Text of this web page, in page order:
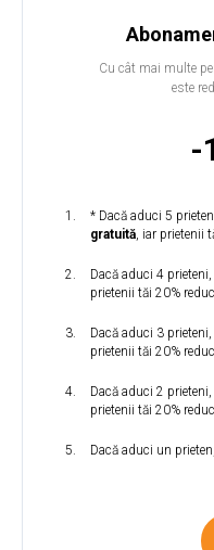
Cu cât mai multe
este
-
* Dacă aduci 5
gratuită , iar prietenii
Dacă aduci 4
prietenii tăi 20%
Dacă aduci 3
prietenii tăi 20%
Dacă aduci 2
prietenii tăi 20%
Dacă aduci un